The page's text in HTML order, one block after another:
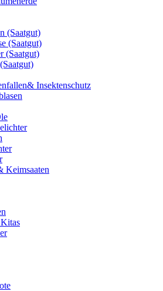
(Saatgut)
(Saatgut)
(Saatgut)
Insektenschutz
Keimsaaten